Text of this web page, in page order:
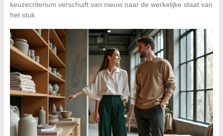
keuzecriterium verschuift van nieuw naar de werkelijke staat van
het stuk.